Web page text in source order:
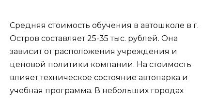
Средняя стоимость обучения в автошколе в г.
Остров составляет 25-35 тыс. рублей. Она
зависит от расположения учреждения и
ценовой политики компании. На стоимость
влияет техническое состояние автопарка и
учебная программа. В небольших городах